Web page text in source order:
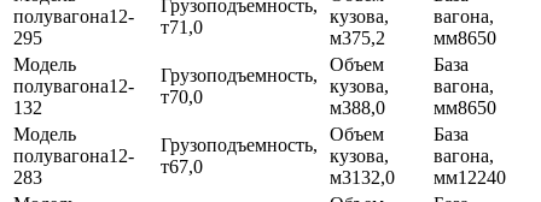
12-
295
71,0
75,2 8650
12-
132
70,0
88,0 8650
12-
283
67,0
132,0 12240